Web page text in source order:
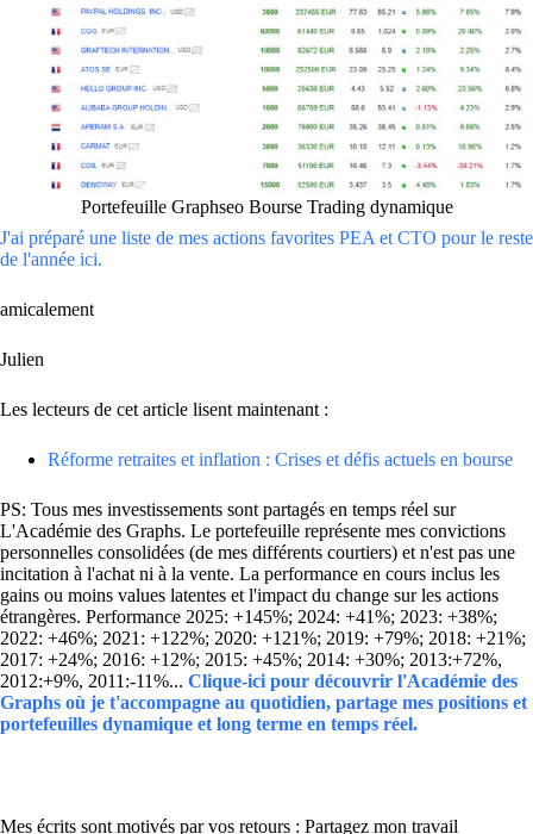
Portefeuille Graphseo Bourse Trading dynamique
J'ai préparé une liste de mes actions favorites PEA et CTO pour le reste
de l'année ici.
amicalement
Julien
Les lecteurs de cet article lisent maintenant :
Réforme retraites et inflation : Crises et défis actuels en bourse
PS: Tous mes investissements sont partagés en temps réel sur
L'Académie des Graphs. Le portefeuille représente mes convictions
personnelles consolidées (de mes différents courtiers) et n'est pas une
incitation à l'achat ni à la vente. La performance en cours inclus les
gains ou moins values latentes et l'impact du change sur les actions
étrangères. Performance 2025: +145%; 2024: +41%; 2023: +38%;
2022: +46%; 2021: +122%; 2020: +121%; 2019: +79%; 2018: +21%;
2017: +24%; 2016: +12%; 2015: +45%; 2014: +30%; 2013:+72%,
2012:+9%, 2011:-11%... Clique-ici pour découvrir l'Académie des
Graphs où je t'accompagne au quotidien, partage mes positions et
portefeuilles dynamique et long terme en temps réel.
Mes écrits sont motivés par vos retours : Partagez mon travail